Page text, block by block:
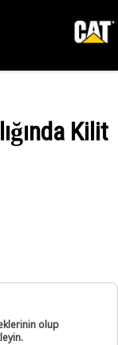
Kilit
olup